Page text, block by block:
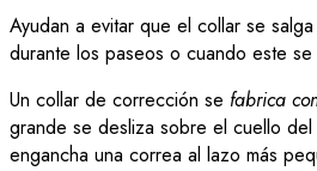
Ayudan a evitar que el collar se
durante los paseos o cuando este se
Un collar de corrección se fabrica
grande se desliza sobre el cuello
engancha una correa al lazo más